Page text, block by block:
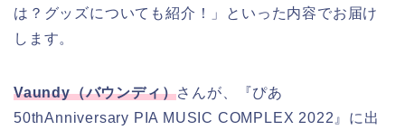
は？グッズについても紹介！」といった内容でお届け
します。
Vaundy（バウンディ）さんが、『ぴあ
50thAnniversary PIA MUSIC COMPLEX 2022』に出